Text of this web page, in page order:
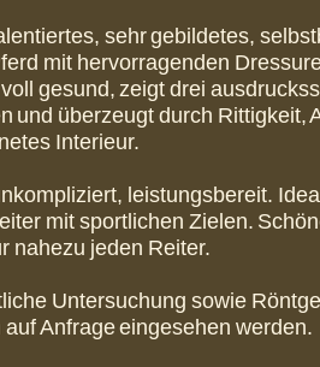
sehr gebildetes,
mit hervorragenden
gesund, zeigt drei
und überzeugt durch Rittigkeit,
Interieur.
leistungsbereit.
mit sportlichen Zielen.
nahezu jeden Reiter.
Untersuchung sowie
Anfrage eingesehen werden.